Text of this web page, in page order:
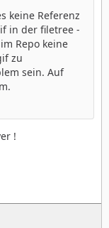
keine Referenz
in der filetree -
Repo keine
zu
sein. Auf
!